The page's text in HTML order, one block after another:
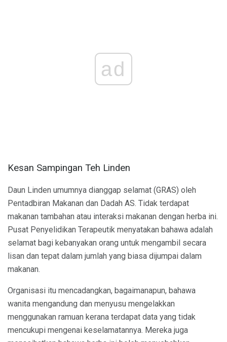
ad
Kesan Sampingan Teh Linden
Daun Linden umumnya dianggap selamat (GRAS) oleh
Pentadbiran Makanan dan Dadah AS. Tidak terdapat
makanan tambahan atau interaksi makanan dengan herba ini.
Pusat Penyelidikan Terapeutik menyatakan bahawa adalah
selamat bagi kebanyakan orang untuk mengambil secara
lisan dan tepat dalam jumlah yang biasa dijumpai dalam
makanan.
Organisasi itu mencadangkan, bagaimanapun, bahawa
wanita mengandung dan menyusu mengelakkan
menggunakan ramuan kerana terdapat data yang tidak
mencukupi mengenai keselamatannya. Mereka juga